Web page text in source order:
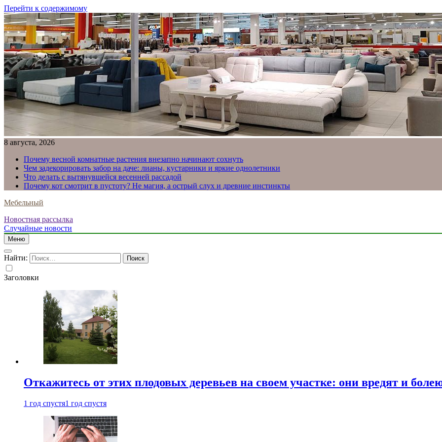
Перейти к содержимому
8 августа, 2026
Почему весной комнатные растения внезапно начинают сохнуть
Чем задекорировать забор на даче: лианы, кустарники и яркие однолетники
Что делать с вытянувшейся весенней рассадой
Почему кот смотрит в пустоту? Не магия, а острый слух и древние инстинкты
Мебельный
Новостная рассылка
Случайные новости
Меню
Найти:
Заголовки
Откажитесь от этих плодовых деревьев на своем участке: они вредят и
1 год спустя1 год спустя